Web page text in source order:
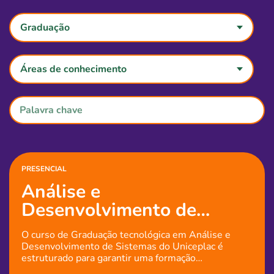
Graduação
Áreas de conhecimento
PRESENCIAL
Análise e
Desenvolvimento de
Sistemas
O curso de Graduação tecnológica em Análise e
Desenvolvimento de Sistemas do Uniceplac é
estruturado para garantir uma formação